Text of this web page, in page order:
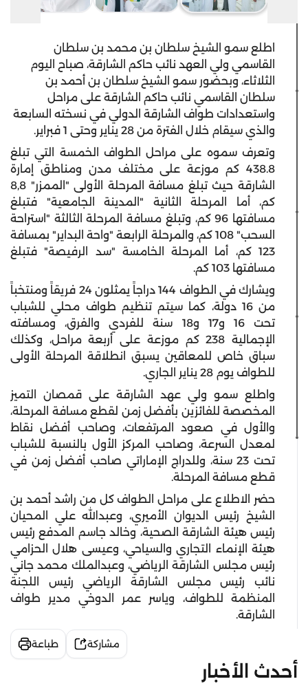
اطلع سمو الشيخ سلطان بن محمد بن سلطان
القاسمي ولي العهد نائب حاكم الشارقة، صباح اليوم
الثلاثاء، وبحضور سمو الشيخ سلطان بن أحمد بن
سلطان القاسمي نائب حاكم الشارقة على مراحل
واستعدادات طواف الشارقة الدولي في نسخته السابعة
والذي سيقام خلال الفترة من 28 يناير وحتى 1 فبراير.
وتعرف سموه على مراحل الطواف الخمسة التي تبلغ
438.8 كم موزعة على مختلف مدن ومناطق إمارة
الشارقة حيث تبلغ مسافة المرحلة الأولى "الممزر" 8,8
كم، أما المرحلة الثانية "المدينة الجامعية" فتبلغ
مسافتها 96 كم، وتبلغ مسافة المرحلة الثالثة "استراحة
السحب" 108 كم، والمرحلة الرابعة "واحة البداير" بمسافة
123 كم، أما المرحلة الخامسة "سد الرفيصة" فتبلغ
مسافتها 103 كم.
ويشارك في الطواف 144 دراجاً يمثلون 24 فريقاً ومنتخباً
من 16 دولة، كما سيتم تنظيم طواف محلي للشباب
تحت 16 و17 و18 سنة للفردي والفرق، ومسافته
الإجمالية 238 كم موزعة على أربعة مراحل، وكذلك
سباق خاص للمعاقين يسبق انطلاقة المرحلة الأولى
للطواف يوم 28 يناير الجاري.
واطلع سمو ولي عهد الشارقة على قمصان التميز
المخصصة للفائزين بأفضل زمن لقطع مسافة المرحلة،
والأول في صعود المرتفعات، وصاحب أفضل نقاط
لمعدل السرعة، وصاحب المركز الأول بالنسبة للشباب
تحت 23 سنة، وللدراج الإماراتي صاحب أفضل زمن في
قطع مسافة المرحلة.
حضر الاطلاع على مراحل الطواف كل من راشد أحمد بن
الشيخ رئيس الديوان الأميري، وعبدالله علي المحيان
رئيس هيئة الشارقة الصحية، وخالد جاسم المدفع رئيس
هيئة الإنماء التجاري والسياحي، وعيسى هلال الحزامي
رئيس مجلس الشارقة الرياضي، وعبدالملك محمد جاني
نائب رئيس مجلس الشارقة الرياضي رئيس اللجنة
المنظمة للطواف، وياسر عمر الدوخي مدير طواف
الشارقة.
مشاركة طباعة
أحدث الأخبار